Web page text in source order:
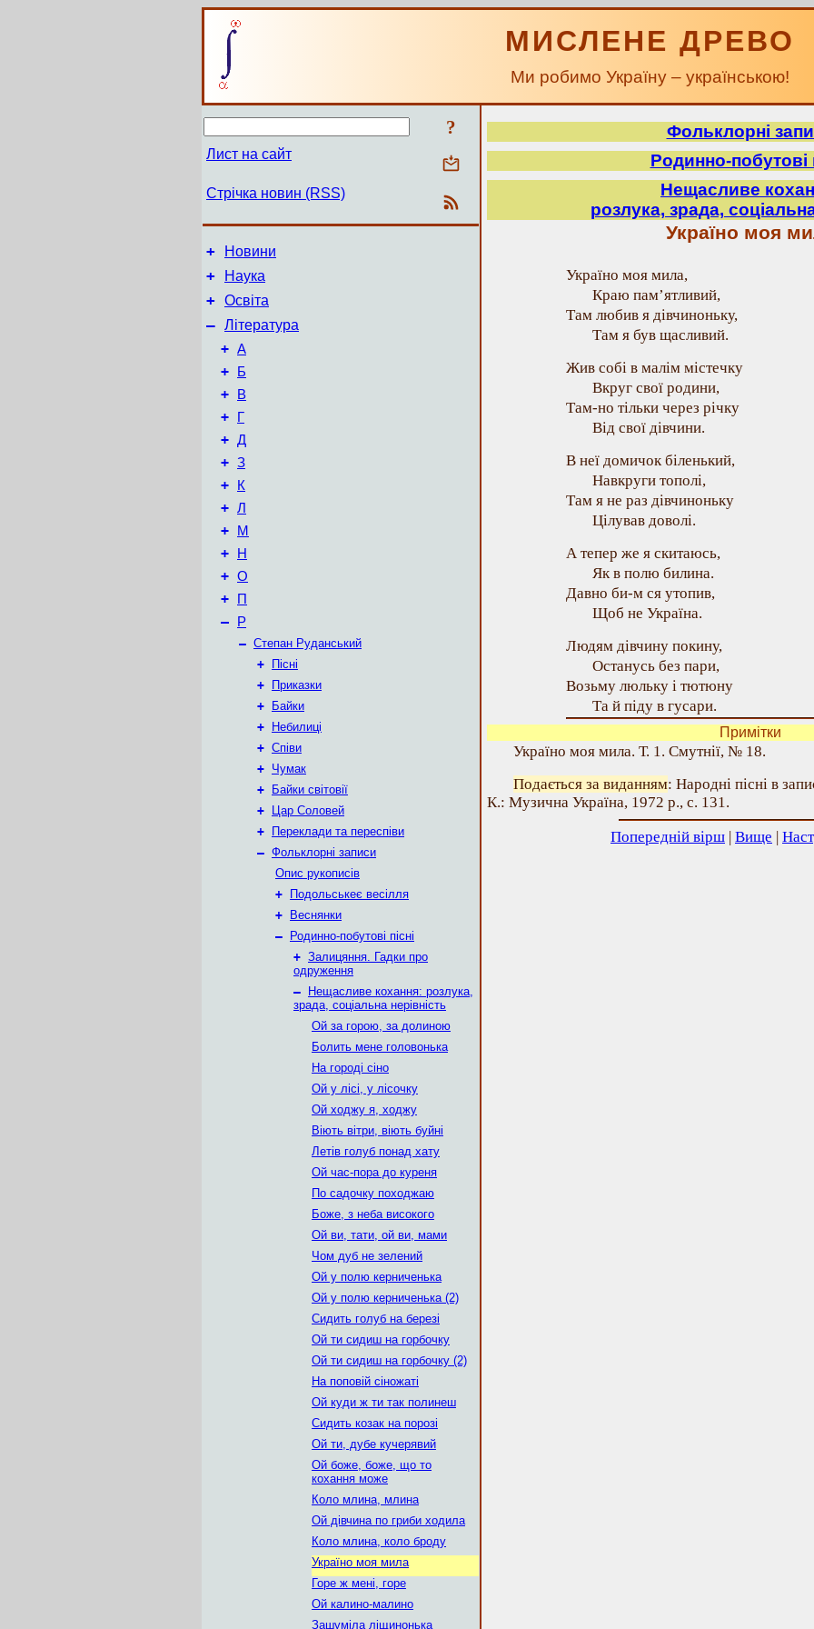
МИСЛЕНЕ ДРЕВО
Ми робимо Україну – українською!
?
Лист на сайт
Стрічка новин (RSS)
+ Новини
+ Наука
+ Освіта
– Література
+ А
+ Б
+ В
+ Г
+ Д
+ З
+ К
+ Л
+ М
+ Н
+ О
+ П
– Р
– Степан Руданський
+
Пісні
+
Приказки
+
Байки
+
Небилиці
+ Співи
+ Чумак
+
Байки світовії
+
Цар Соловей
+
Переклади та переспіви
– Фольклорні записи
Опис рукописів
+
Подольськеє весілля
+
Веснянки
–
Родинно-побутові пісні
+ Залицяння. Гадки про
одруження
–
Нещасливе кохання: розлука,
зрада, соціальна нерівність
Ой за горою, за долиною
Болить мене головонька
На городі сіно
Ой у лісі, у лісочку
Ой ходжу я, ходжу
Віють вітри, віють буйні
Летів голуб понад хату
Ой час-пора до куреня
По садочку походжаю
Боже, з неба високого
Ой ви, тати, ой ви, мами
Чом дуб не зелений
Ой у полю керниченька
Ой у полю керниченька (2)
Сидить голуб на березі
Ой ти сидиш на горбочку
Ой ти сидиш на горбочку (2)
На поповій сіножаті
Ой куди ж ти так полинеш
Сидить козак на порозі
Ой ти, дубе кучерявий
Ой боже, боже, що то
кохання може
Коло млина, млина
Ой дівчина по гриби ходила
Коло млина, коло броду
Україно моя мила
Горе ж мені, горе
Ой калино-малино
Зашуміла ліщинонька
Фольклорні
Родинно-побутові
Нещасливе
розлука, зрада,
Україно моя
Україно моя мила,
Краю пам’ятливий,
Там любив я дівчиноньку,
Там я був щасливий.
Жив собі в малім містечку
Вкруг свої родини,
Там-но тільки через річку
Від свої дівчини.
В неї домичок біленький,
Навкруги тополі,
Там я не раз дівчиноньку
Цілував доволі.
А тепер же я скитаюсь,
Як в полю билина.
Давно би-м ся утопив,
Щоб не Україна.
Людям дівчину покину,
Останусь без пари,
Возьму люльку і тютюну
Та й піду в гусари.
Примітки
Україно моя мила. Т. 1. Смутнії, № 18.
Подається за виданням: Народні пісні в
К.: Музична Україна, 1972 р., с. 131.
Попередній вірш | Вище |